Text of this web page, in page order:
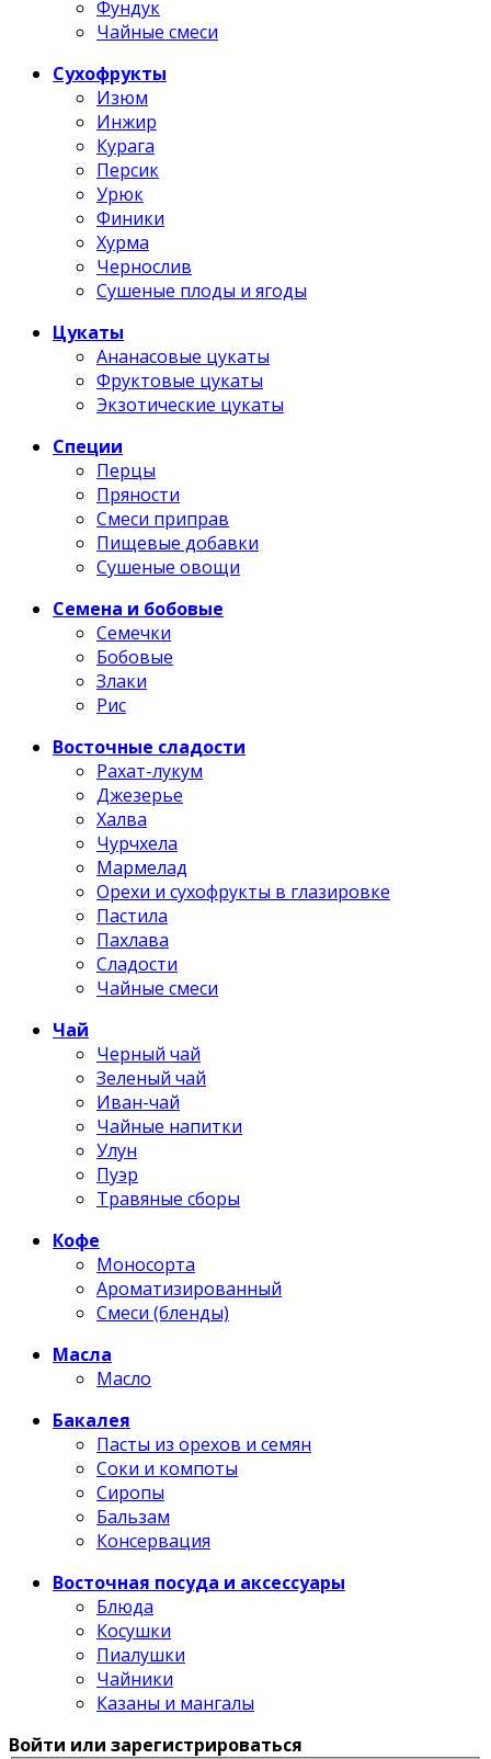
Фундук
Чайные смеси
Сухофрукты
Изюм
Инжир
Курага
Персик
Урюк
Финики
Хурма
Чернослив
Сушеные плоды и ягоды
Цукаты
Ананасовые цукаты
Фруктовые цукаты
Экзотические цукаты
Специи
Перцы
Пряности
Смеси приправ
Пищевые добавки
Сушеные овощи
Семена и бобовые
Семечки
Бобовые
Злаки
Рис
Восточные сладости
Рахат-лукум
Джезерье
Халва
Чурчхела
Мармелад
Орехи и сухофрукты в глазировке
Пастила
Пахлава
Сладости
Чайные смеси
Чай
Черный чай
Зеленый чай
Иван-чай
Чайные напитки
Улун
Пуэр
Травяные сборы
Кофе
Моносорта
Ароматизированный
Смеси (бленды)
Масла
Масло
Бакалея
Пасты из орехов и семян
Соки и компоты
Сиропы
Бальзам
Консервация
Восточная посуда и аксессуары
Блюда
Косушки
Пиалушки
Чайники
Казаны и мангалы
Войти или зарегистрироваться